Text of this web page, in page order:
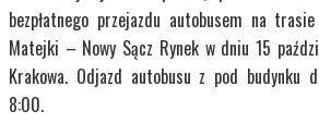
bezpłatnego przejazdu autobusem na
Matejki – Nowy Sącz Rynek w dniu 15
Krakowa. Odjazd autobusu z pod budynku
8:00.